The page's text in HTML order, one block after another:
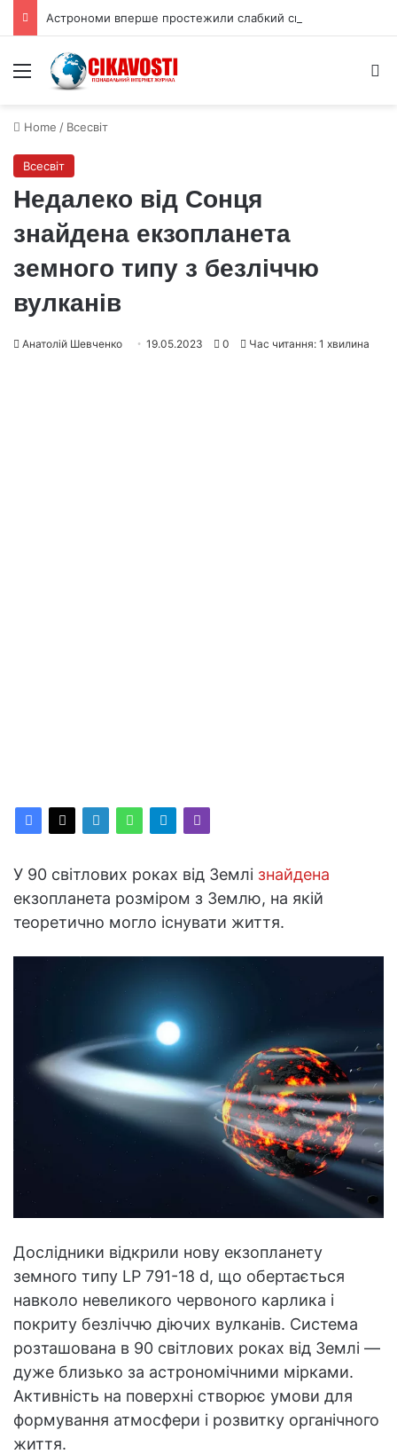
Menu
Home / Всесвіт
Всесвіт
Недалеко від Сонця
знайдена екзопланета
земного типу з безліччю
вулканів
Анатолій Шевченко 19.05.2023 0 Час читання: 1 хвилина
У 90 світлових роках від Землі знайдена
екзопланета розміром з Землю, на якій
теоретично могло існувати життя.
Дослідники відкрили нову екзопланету
земного типу LP 791-18 d, що обертається
навколо невеликого червоного карлика і
покриту безліччю діючих вулканів. Система
розташована в 90 світлових роках від Землі —
дуже близько за астрономічними мірками.
Активність на поверхні створює умови для
формування атмосфери і розвитку органічного
життя.